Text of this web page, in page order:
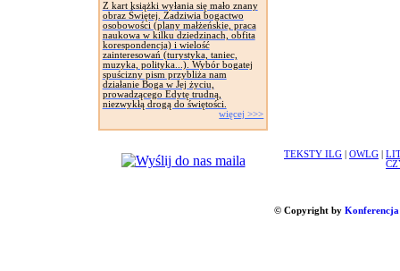
Z kart książki wyłania się mało znany
obraz Świętej. Zadziwia bogactwo
osobowości (plany małżeńskie, praca
naukowa w kilku dziedzinach, obfita
korespondencja) i wielość
zainteresowań (turystyka, taniec,
muzyka, polityka...). Wybór bogatej
spuścizny pism przybliża nam
działanie Boga w Jej życiu,
prowadzącego Edytę trudną,
niezwykłą drogą do świętości.
więcej >>>
TEKSTY ILG OWLG
© Copyright by Konferencja